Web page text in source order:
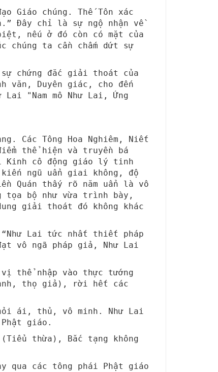
Giáo chúng. Thế Tôn xác
Đây chỉ là sự ngộ nhận về
nếu ở đó còn có mặt của
chúng ta cần chấm dứt sự
sự chứng đắc giải thoát của
văn, Duyên giác, cho đến
"Nam mô Như Lai, Ứng
Các Tông Hoa Nghiêm, Niết
thể hiện và truyền bá
Kinh cô động giáo lý tinh
ngũ uẩn giai không, độ
Quán thấy rõ năm uẩn là vô
tọa bộ như vừa trình bày,
giải thoát đó không khác
Lai tức nhất thiết pháp
vô ngã pháp giả, Như Lai
thể nhập vào thực tướng
thọ giả), rời hết các
ái, thủ, vô minh. Như Lai
giáo.
thừa), Bắc tạng không
qua các tông phái Phật giáo